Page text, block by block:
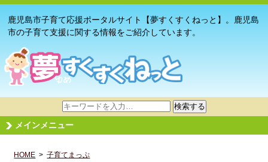
鹿児島市子育て応援ポータルサイト【夢すくすくねっと】。鹿児島
市の子育て支援に関する情報をご紹介しています。
サ
イ
ト
検
検索する
メインメニュー
HOME >子育てまっぷ